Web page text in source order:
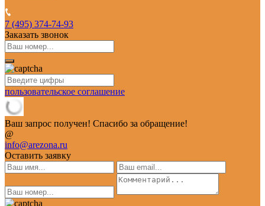
7 (495) 374-74-93
Заказать звонок
пользовательское соглашение
Ваш запрос получен! Спасибо за обращение!
@
info@arezona.ru
Оставить заявку